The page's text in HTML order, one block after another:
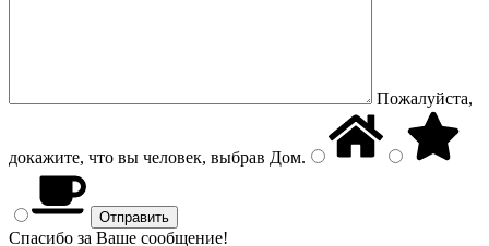
Пожалуйста,
докажите, что вы человек, выбрав Дом.
Спасибо за Ваше сообщение!